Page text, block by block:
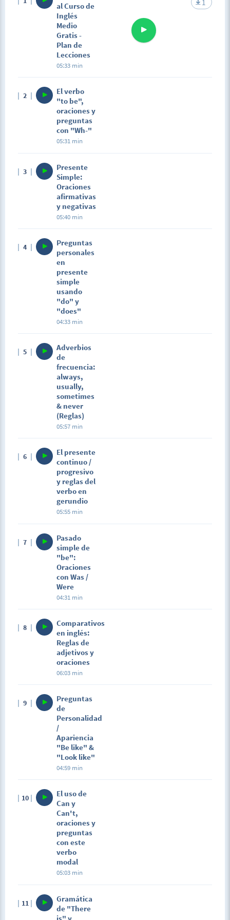
al Curso de
Inglés
Medio
Gratis -
Plan de
Lecciones
05:33 min
1
2
El verbo
"to be",
oraciones y
preguntas
con "Wh-"
05:31 min
3
Presente
Simple:
Oraciones
afirmativas
y negativas
05:40 min
4
Preguntas
personales
en
presente
simple
usando
"do" y
"does"
04:33 min
5
Adverbios
de
frecuencia:
always,
usually,
sometimes
& never
(Reglas)
05:57 min
6
El presente
continuo /
progresivo
y reglas del
verbo en
gerundio
05:55 min
7
Pasado
simple de
"be":
Oraciones
con Was /
Were
04:31 min
8
Comparativos
en inglés:
Reglas de
adjetivos y
oraciones
06:03 min
9
Preguntas
de
Personalidad
/
Apariencia
"Be like" &
"Look like"
04:59 min
10
El uso de
Can y
Can't,
oraciones y
preguntas
con este
verbo
modal
05:03 min
11
Gramática
de "There
is" y